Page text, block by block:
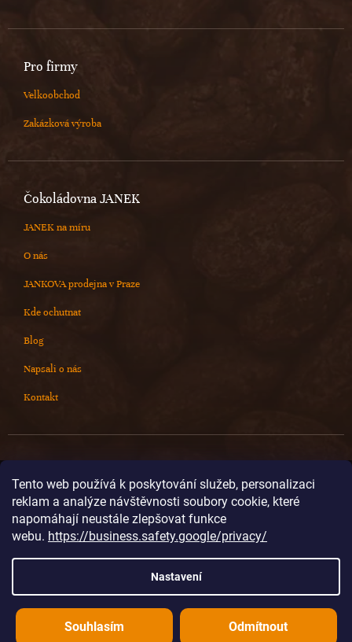
Tento web používá k poskytování služeb, personalizaci
reklam a analýze návštěvnosti soubory cookie, které
napomáhají neustále zlepšovat funkce
webu. https://business.safety.google/privacy/
Nastavení
Odmítnout
Souhlasím
Pro firmy
Velkoobchod
Zakázková výroba
Čokoládovna JANEK
JANEK na míru
O nás
JANKOVA prodejna v Praze
Kde ochutnat
Blog
Napsali o nás
Kontakt
info@cokoladovnajanek.cz
+420 778 716 678
@janek_chocolate
Vytvořil Shoptet